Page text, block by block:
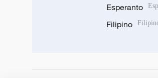
Esperanto
Filipino